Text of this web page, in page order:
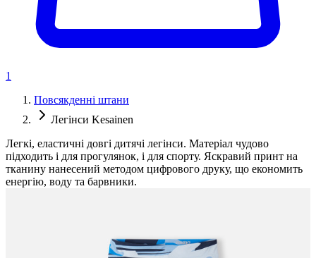
1
Повсякденні штани
Легінси Kesainen
Легкі, еластичні довгі дитячі легінси. Матеріал чудово
підходить і для прогулянок, і для спорту. Яскравий принт на
тканину нанесений методом цифрового друку, що економить
енергію, воду та барвники.